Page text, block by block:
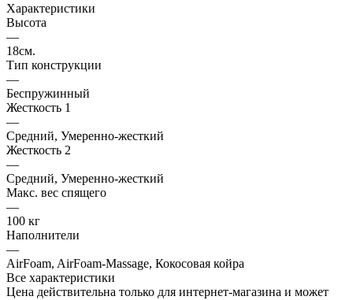
Характеристики
Высота
—
18см.
Тип конструкции
—
Беспружинный
Жесткость 1
—
Средний, Умеренно-жесткий
Жесткость 2
—
Средний, Умеренно-жесткий
Макс. вес спящего
—
100 кг
Наполнители
—
AirFoam, AirFoam-Massage, Кокосовая койра
Все характеристики
Цена действительна только для интернет-магазина и может